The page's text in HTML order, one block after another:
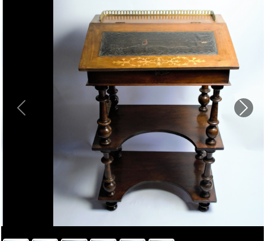
Previous